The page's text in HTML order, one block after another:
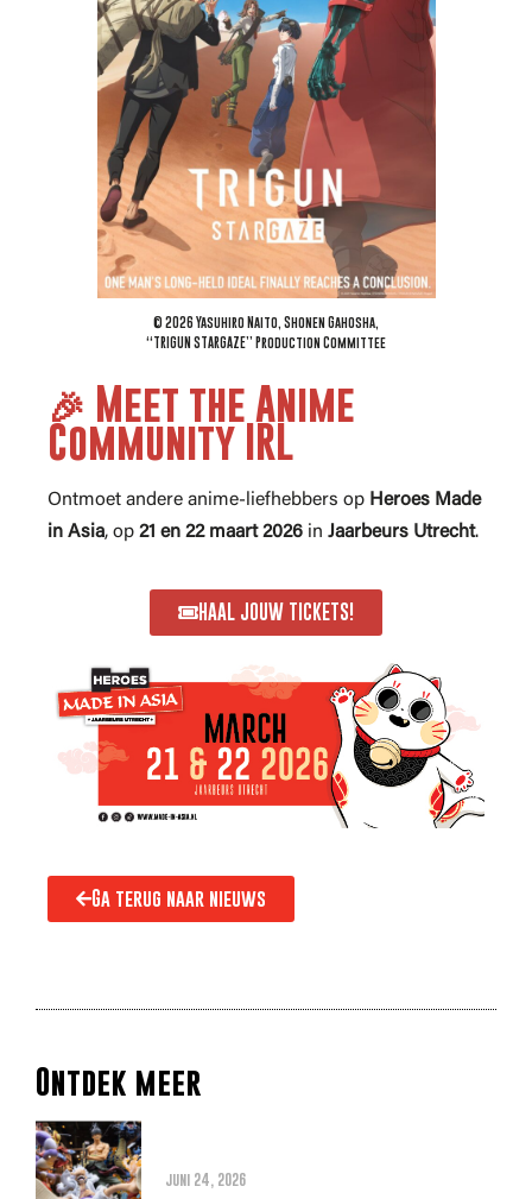
© 2026 Yasuhiro Naito, Shonen Gahosha,
“TRIGUN STARGAZE” Production Committee
🎉 Meet the Anime
Community IRL
Ontmoet andere anime-liefhebbers op Heroes Made
in Asia, op 21 en 22 maart 2026 in Jaarbeurs Utrecht.
HAAL JOUW TICKETS!
Ga terug naar nieuws
Ontdek meer
juni 24, 2026